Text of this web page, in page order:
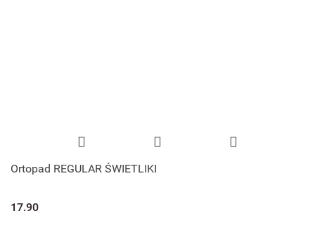
Ortopad REGULAR ŚWIETLIKI
17.90